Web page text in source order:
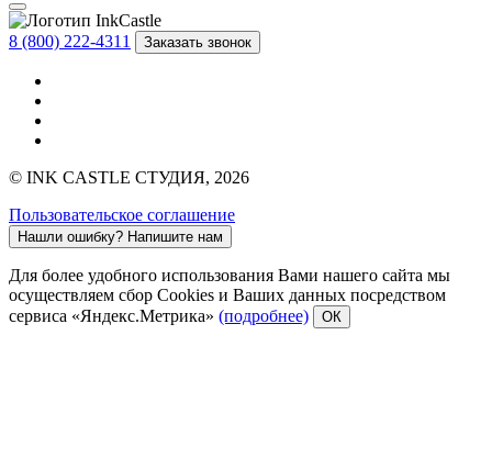
8 (800) 222-4311 Заказать звонок
© INK CASTLE СТУДИЯ, 2026
Пользовательское соглашение
Нашли ошибку? Напишите нам
Для более удобного использования Вами нашего сайта мы
осуществляем сбор Cookies и Ваших данных посредством
сервиса «Яндекс.Метрика» (подробнее) ОК